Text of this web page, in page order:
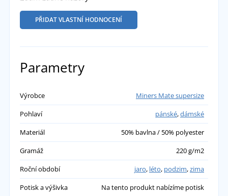
PŘIDAT VLASTNÍ HODNOCENÍ
Parametry
Výrobce
Miners Mate supersize
Pohlaví
pánské,dámské
Materiál
50% bavlna / 50% polyester
Gramáž
220 g/m2
Roční období
jaro, léto, podzim,zima
Potisk a výšivka
Na tento produkt nabízíme potisk